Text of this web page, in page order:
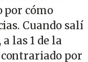
por cómo
Cuando salí
las 1 de la
contrariado por